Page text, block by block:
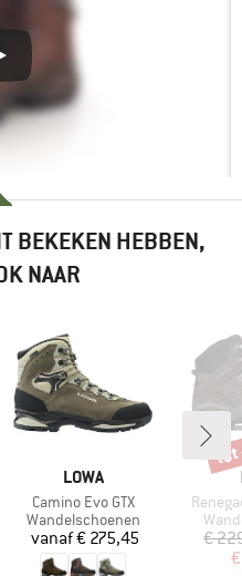
BEKEKEN HEBBEN,
NAAR
MERK
LOWA
Artikel
Camino Evo GTX
Productgroep
Wandelschoenen
Prijs
vanaf€ 275,45
Artikel
€
tot